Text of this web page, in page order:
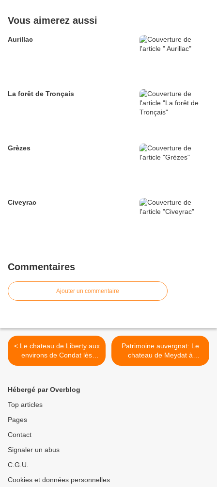
Vous aimerez aussi
Aurillac
La forêt de Tronçais
Grèzes
Civeyrac
Commentaires
Ajouter un commentaire
< Le chateau de Liberty aux
environs de Condat lès
Montboissier
Patrimoine auvergnat: Le
chateau de Meydat à
Condat lès Montboissiers >
Hébergé par Overblog
Top articles
Pages
Contact
Signaler un abus
C.G.U.
Cookies et données personnelles